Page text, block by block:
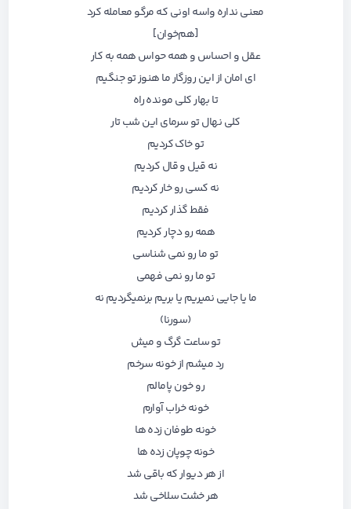
معنی نداره واسه اونی که مرگو معامله کرد
[هم‌خوان]
عقل و احساس و همه حواس همه به کار
ای امان از این روزگار ما هنوز تو جنگیم
تا بهار کلی مونده راه
کلی نهال تو سرمای این شب تار
تو خاک کردیم
نه قیل و قال کردیم
نه کسی رو خار کردیم
فقط گذار کردیم
همه رو دچار کردیم
تو ما رو نمی شناسی
تو ما رو نمی فهمی
ما یا جایی نمیریم یا بریم برنمیگردیم نه
(سورنا)
تو ساعت گرگ و میش
رد میشم از خونه سرخم
رو خون پامالم
خونه خراب آوارم
خونه طوفان زده ها
خونه چوپان زده ها
از هر دیوار که باقی شد
هر خشت سلاخی شد